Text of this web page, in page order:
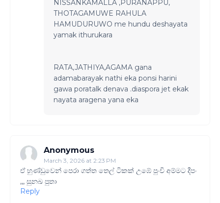
NISSANKAMALLA ,PURANAPPU,
THOTAGAMUWE RAHULA
HAMUDURUWO me hundu deshayata
yamak ithurukara
RATA,JATHIYA,AGAMA gana
adamabarayak nathi eka ponsi harini
gawa poratalk denava .diaspora jet ekak
nayata aragena yana eka
Anonymous
March 3, 2026 at 2:23 PM
ඒ හුණ්ඩුවෙන් පෙරා ගත්ත තෙල් ටිකක් උඹේ පුංචි අම්මට දීපං
,,, සුනඛ පුතා
Reply